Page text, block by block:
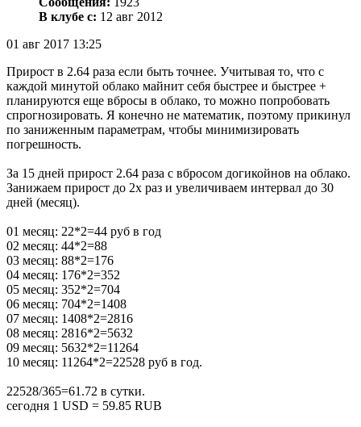
В клубе с: 12 авг 2012
01 авг 2017 13:25
Прирост в 2.64 раза если быть точнее. Учитывая то, что с
каждой минутой облако майнит себя быстрее и быстрее +
планируются еще вбросы в облако, то можно попробовать
спрогнозировать. Я конечно не математик, поэтому прикинул
по заниженным параметрам, чтобы минимизировать
погрешность.
За 15 дней прирост 2.64 раза с вбросом догикойнов на облако.
Занижаем прирост до 2х раз и увеличиваем интервал до 30
дней (месяц).
01 месяц: 22*2=44 руб в год
02 месяц: 44*2=88
03 месяц: 88*2=176
04 месяц: 176*2=352
05 месяц: 352*2=704
06 месяц: 704*2=1408
07 месяц: 1408*2=2816
08 месяц: 2816*2=5632
09 месяц: 5632*2=11264
10 месяц: 11264*2=22528 руб в год.
22528/365=61.72 в сутки.
сегодня 1 USD = 59.85 RUB